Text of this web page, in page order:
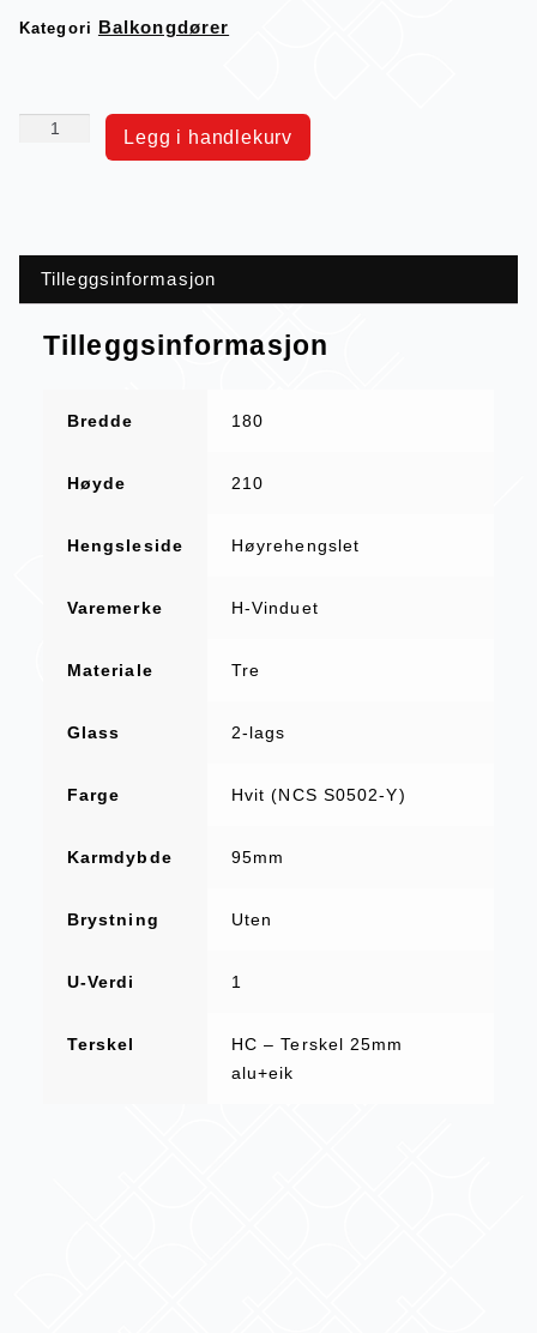
Kategori Balkongdører
Legg i handlekurv
Tilleggsinformasjon
Tilleggsinformasjon
Bredde 180
Høyde 210
Hengsleside Høyrehengslet
Varemerke H-Vinduet
Materiale Tre
Glass 2-lags
Farge Hvit (NCS S0502-Y)
Karmdybde 95mm
Brystning Uten
U-Verdi 1
Terskel
HC – Terskel 25mm
alu+eik